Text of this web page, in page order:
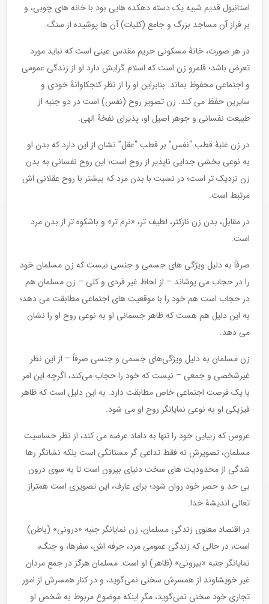
استانبول قدیم شبیه یک دسته دهکده هایی بود با خانه های چوبی، و
بر فراز آن مساجد بزرگ و جامع (کلیات) آن ها پوشیده از سنگ.
در هر صورت، خانۀ مسکونی حریم مقدس عینی است که نباید مورد
تعرض باشد؛ قلمرو زن است که اسلام گرایش دارد او از زندگی عمومی
و اجتماعی محفوظ بماند. بنابراین او را از نظر کنجکاوانۀ خودی و
سایرین حفظ می کند. زن تصویر روح (نفس) است در دو جنبه از
طبیعت نفسانی و جوهر اصیل او، پذیرای نفخۀ الهی.
در زن غلبۀ قطب “نفس” بر قطب “عقل” نشان از این دارد که بدن او
به نوعی بخشی جدایی ناپذیر از روح است؛ این روح نفسانی به بدن
زن نزدیک تر است؛ در نسبت با بدن مرد که بیشتر با روح عقلانی اش
مرتبط است.
در مقابل، بدن زن نازکتر، لطیف تر، «نرم تر» و باشکوه تر از بدن مرد
است.
صرفاً به دلیل ویژگی های جسمی و جنسی نیست که زن مسلمان خود
را در حجاب می پوشاند – از لحاظ غیر فردی و کلی – زن مسلمان هم
در حجاب است هم خود را با موقعیت های اجتماعی مطابقت می دهد؛
به این دلیل هم هست که ظاهر جسمانی او به نوعی روح او را نشان
می دهد.
زن مسلمان به دلیل ویژگی‌های جسمی و جنسی صرفاً – از این نظر
غیرشخصی و جمعی – نیست که خود را حجاب می‌کند، اگرچه این امر
با یک فرصت اجتماعی خاص مطابقت دارد. به این دلیل است که ظاهر
فیزیکی او به نوعی نمایانگر روح او می شود.
عروس که زیبایی خود را تنها به داماد عرضه می کند، از نظر حساسیت
مسلمان، تصویرش نه فقط تداعی گر مستانگی است بلکه نشانگر رها
شدگی از محدودیت های سخت دنیای بیرون است تا به سوی درون
بی حد و حصر خود روان شود؛ برای عارف، این تصویری است همتراز
تعالی اندیشۀ خدا.
در اقتصاد معنوی زندگی مسلمان، زن نمایانگر جنبه «درونی» (باطن)
است، در حالی که زندگی عمومی مرد، حرفه اش، سفرها، و جنگ،
نمایانگر جنبه «بیرونی» (ظاهر) او است. مسلمان هرگز در جمع مردان
غیر خویشاوند از همسرش سخنی نمی‌گوید، و در کنار همسرش از امور
تجاری خود سخنی نمی‌گوید، مگر اینکه موضوع مربوط به شخص او